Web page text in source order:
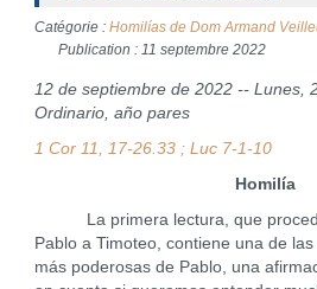
Catégorie : Homilías de Dom Armand
Publication : 11 septembre 2022
12 de septiembre de 2022 -- Lunes,
Ordinario, año pares
1 Cor 11, 17-26.33 ; Luc 7-1-10
Homilía
La primera lectura, que procede
Pablo a Timoteo, contiene una de
más poderosas de Pablo, una